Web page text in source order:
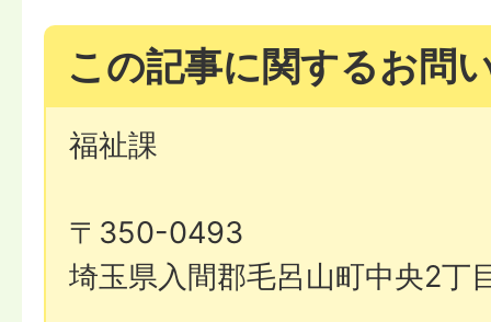
この記事に関するお問
福祉課
〒350-0493
埼玉県入間郡毛呂山町中央2丁